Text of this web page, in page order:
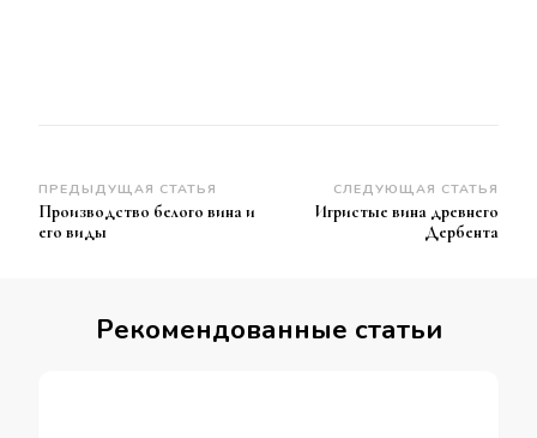
Навигация
по
ПРЕДЫДУЩАЯ СТАТЬЯ
Производство белого вина и
его виды
СЛЕДУЮЩАЯ СТАТЬЯ
Игристые вина древнего
Дербента
Рекомендованные статьи